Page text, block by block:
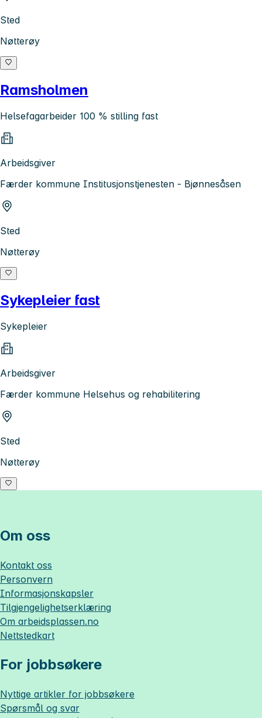
Sted
Nøtterøy
Ramsholmen
Helsefagarbeider 100 % stilling fast
Arbeidsgiver
Færder kommune Institusjonstjenesten - Bjønnesåsen
Sted
Nøtterøy
Sykepleier fast
Sykepleier
Arbeidsgiver
Færder kommune Helsehus og rehabilitering
Sted
Nøtterøy
Om oss
Kontakt oss
Personvern
Informasjonskapsler
Tilgjengelighetserklæring
Om arbeidsplassen.no
Nettstedkart
For jobbsøkere
Nyttige artikler for jobbsøkere
Spørsmål og svar